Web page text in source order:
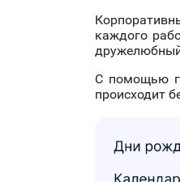
каждого
дружелюбный
С помощью
происходит